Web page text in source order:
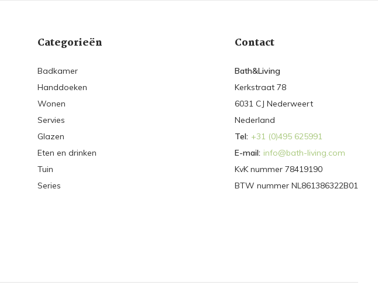
Categorieën
Badkamer
Handdoeken
Wonen
Servies
Glazen
Eten en drinken
Tuin
Series
Contact
Bath&Living
Kerkstraat 78
6031 CJ Nederweert
Nederland
Tel: +31 (0)495 625991
E-mail: info@bath-living.com
KvK nummer 78419190
BTW nummer NL861386322B01